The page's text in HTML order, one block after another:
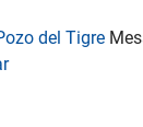
del Tigre